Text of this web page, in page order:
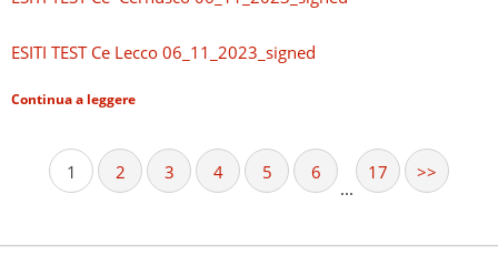
ESITI TEST Ce Lecco 06_11_2023_signed
Continua a leggere
1 2 3 4 5 6
...
17 >>